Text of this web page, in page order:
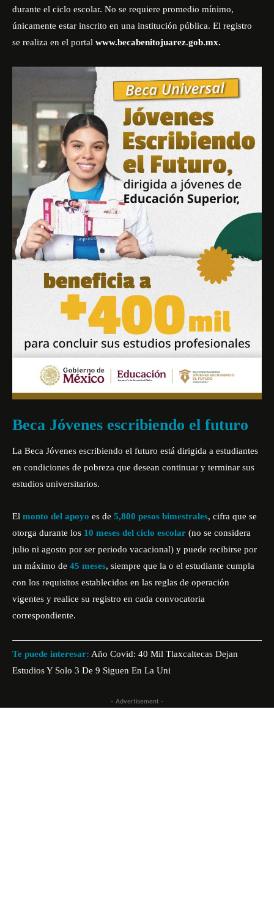
durante el ciclo escolar. No se requiere promedio mínimo,
únicamente estar inscrito en una institución pública. El registro
se realiza en el portal www.becabenitojuarez.gob.mx.
Beca Jóvenes escribiendo el futuro
La Beca Jóvenes escribiendo el futuro está dirigida a estudiantes
en condiciones de pobreza que desean continuar y terminar sus
estudios universitarios.
El monto del apoyo es de 5,800 pesos bimestrales, cifra que se
otorga durante los 10 meses del ciclo escolar (no se considera
julio ni agosto por ser periodo vacacional) y puede recibirse por
un máximo de 45 meses, siempre que la o el estudiante cumpla
con los requisitos establecidos en las reglas de operación
vigentes y realice su registro en cada convocatoria
correspondiente.
Te puede interesar: Año Covid: 40 Mil Tlaxcaltecas Dejan
Estudios Y Solo 3 De 9 Siguen En La Uni
- Advertisement -